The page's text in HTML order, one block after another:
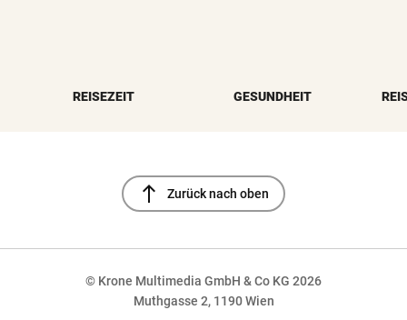
REISEZEIT GESUNDHEIT
north Zurück nach oben
© Krone Multimedia GmbH & Co KG 2026
Muthgasse 2, 1190 Wien